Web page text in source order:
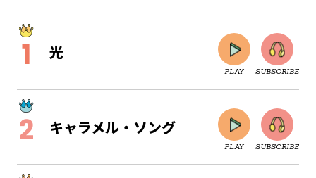
光
PLAY SUBSCRIBE
キャラメル・ソング
PLAY SUBSCRIBE